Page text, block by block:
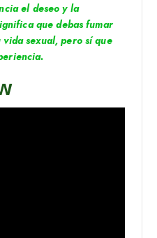
el deseo y la
que debas fumar
sexual, pero sí que